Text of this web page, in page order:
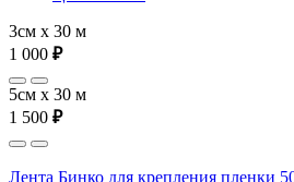
3см х 30 м
1 000 ₽
5см х 30 м
1 500 ₽
Лента Бинко для крепления пленки